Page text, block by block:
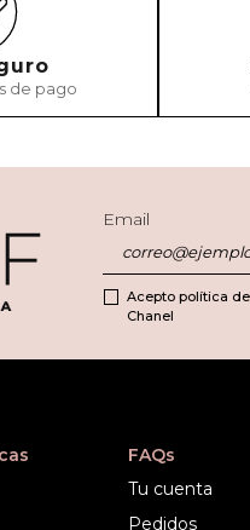
de pago
Email
Acepto política
Chanel
FAQs
Tu cuenta
Pedidos